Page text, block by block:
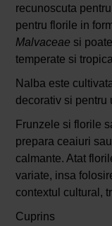
recunoscuta
pentru florile in
Malvaceae si
temperate si
Nalba este
decorativ si
Frunzele si florile
prepara ceaiuri
calmante. Atat
variate, insa
contextul cultural,
Cuprins